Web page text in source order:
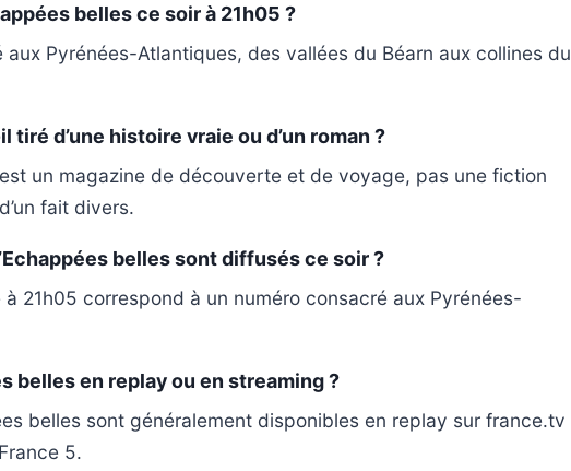
belles ce soir à 21h05 ?
aux Pyrénées-Atlantiques, des vallées du Béarn aux collines du
d’une histoire vraie ou d’un roman ?
un magazine de découverte et de voyage, pas une fiction
fait divers.
belles sont diffusés ce soir ?
21h05 correspond à un numéro consacré aux Pyrénées-
belles en replay ou en streaming ?
belles sont généralement disponibles en replay sur france.tv
5.